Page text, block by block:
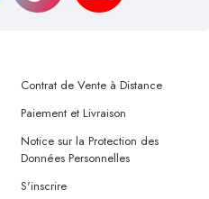
Contrat de Vente à Distance
Paiement et Livraison
Notice sur la Protection des
Données Personnelles
S'inscrire